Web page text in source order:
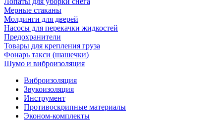
Мерные стаканы
Молдинги для дверей
Насосы для перекачки жидкостей
Предохранители
Товары для крепления груза
Фонарь такси (шашечки)
Шумо и виброизоляция
Виброизоляция
Звукоизоляция
Инструмент
Противоскрипные материалы
Эконом-комплекты